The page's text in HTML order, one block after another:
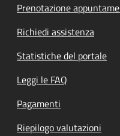
Prenotazione
Richiedi assistenza
Statistiche del portale
Leggi le FAQ
Pagamenti
Riepilogo valutazioni